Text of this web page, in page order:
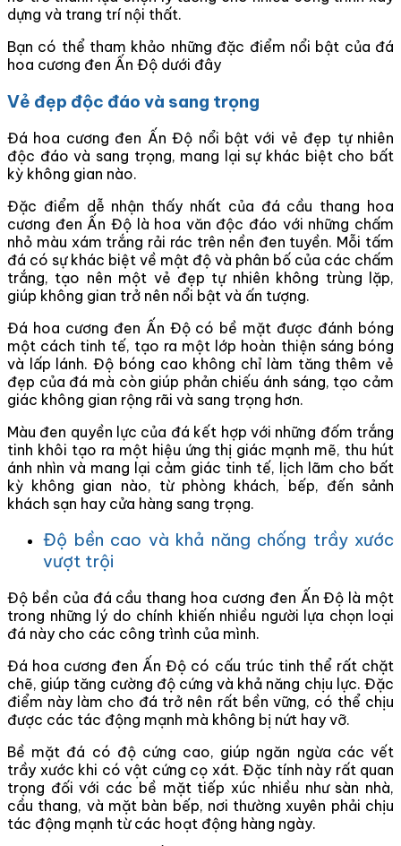
dựng và trang trí nội thất.
Bạn có thể tham khảo những đặc điểm nổi bật của đá
hoa cương đen Ấn Độ dưới đây
Vẻ đẹp độc đáo và sang trọng
Đá hoa cương đen Ấn Độ nổi bật với vẻ đẹp tự nhiên
độc đáo và sang trọng, mang lại sự khác biệt cho bất
kỳ không gian nào.
Đặc điểm dễ nhận thấy nhất của đá cầu thang hoa
cương đen Ấn Độ là hoa văn độc đáo với những chấm
nhỏ màu xám trắng rải rác trên nền đen tuyền. Mỗi tấm
đá có sự khác biệt về mật độ và phân bố của các chấm
trắng, tạo nên một vẻ đẹp tự nhiên không trùng lặp,
giúp không gian trở nên nổi bật và ấn tượng.
Đá hoa cương đen Ấn Độ có bề mặt được đánh bóng
một cách tinh tế, tạo ra một lớp hoàn thiện sáng bóng
và lấp lánh. Độ bóng cao không chỉ làm tăng thêm vẻ
đẹp của đá mà còn giúp phản chiếu ánh sáng, tạo cảm
giác không gian rộng rãi và sang trọng hơn.
Màu đen quyền lực của đá kết hợp với những đốm trắng
tinh khôi tạo ra một hiệu ứng thị giác mạnh mẽ, thu hút
ánh nhìn và mang lại cảm giác tinh tế, lịch lãm cho bất
kỳ không gian nào, từ phòng khách, bếp, đến sảnh
khách sạn hay cửa hàng sang trọng.
Độ bền cao và khả năng chống trầy xước
vượt trội
Độ bền của đá cầu thang hoa cương đen Ấn Độ là một
trong những lý do chính khiến nhiều người lựa chọn loại
đá này cho các công trình của mình.
Đá hoa cương đen Ấn Độ có cấu trúc tinh thể rất chặt
chẽ, giúp tăng cường độ cứng và khả năng chịu lực. Đặc
điểm này làm cho đá trở nên rất bền vững, có thể chịu
được các tác động mạnh mà không bị nứt hay vỡ.
Bề mặt đá có độ cứng cao, giúp ngăn ngừa các vết
trầy xước khi có vật cứng cọ xát. Đặc tính này rất quan
trọng đối với các bề mặt tiếp xúc nhiều như sàn nhà,
cầu thang, và mặt bàn bếp, nơi thường xuyên phải chịu
tác động mạnh từ các hoạt động hàng ngày.